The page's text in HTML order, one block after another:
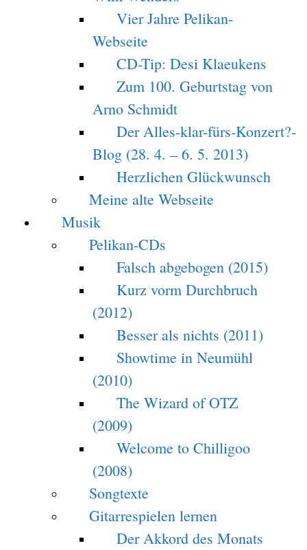
Vier Jahre Pelikan-
Webseite
CD-Tip: Desi Klaeukens
Zum 100. Geburtstag von
Arno Schmidt
Der Alles-klar-fürs-Konzert?-
Blog (28. 4. – 6. 5. 2013)
Herzlichen Glückwunsch
Meine alte Webseite
Musik
Pelikan-CDs
Falsch abgebogen (2015)
Kurz vorm Durchbruch
(2012)
Besser als nichts (2011)
Showtime in Neumühl
(2010)
The Wizard of OTZ
(2009)
Welcome to Chilligoo
(2008)
Songtexte
Gitarrespielen lernen
Der Akkord des Monats